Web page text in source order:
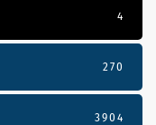
4
270
3904